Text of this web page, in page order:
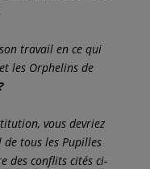
travail en ce qui
les Orphelins de
vous devriez
tous les Pupilles
des conflits cités ci-